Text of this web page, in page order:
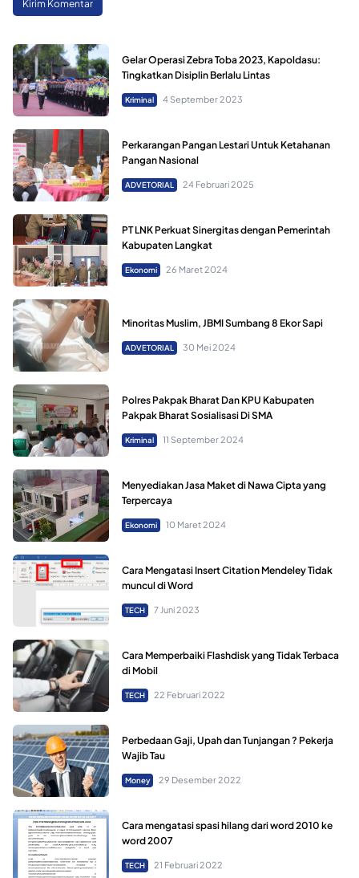
Gelar Operasi Zebra Toba 2023, Kapoldasu:
Tingkatkan Disiplin Berlalu Lintas
Kriminal 4 September 2023
Perkarangan Pangan Lestari Untuk Ketahanan
Pangan Nasional
ADVETORIAL 24 Februari 2025
PT LNK Perkuat Sinergitas dengan Pemerintah
Kabupaten Langkat
Ekonomi 26 Maret 2024
Minoritas Muslim, JBMI Sumbang 8 Ekor Sapi
ADVETORIAL 30 Mei 2024
Polres Pakpak Bharat Dan KPU Kabupaten
Pakpak Bharat Sosialisasi Di SMA
Kriminal 11 September 2024
Menyediakan Jasa Maket di Nawa Cipta yang
Terpercaya
Ekonomi 10 Maret 2024
Cara Mengatasi Insert Citation Mendeley Tidak
muncul di Word
TECH 7 Juni 2023
Cara Memperbaiki Flashdisk yang Tidak Terbaca
di Mobil
TECH 22 Februari 2022
Perbedaan Gaji, Upah dan Tunjangan ? Pekerja
Wajib Tau
Money 29 Desember 2022
Cara mengatasi spasi hilang dari word 2010 ke
word 2007
TECH 21 Februari 2022